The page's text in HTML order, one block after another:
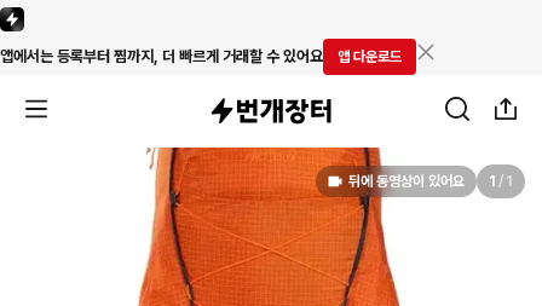
앱에서는 등록부터 찜까지, 더 빠르게 거래할 수 있어요 앱 다운로드
뒤에 동영상이 있어요 1 / 1